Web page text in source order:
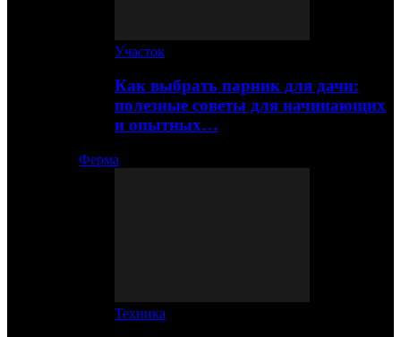
Участок
Как выбрать парник для дачи:
полезные советы для начинающих
и опытных…
Ферма
Техника